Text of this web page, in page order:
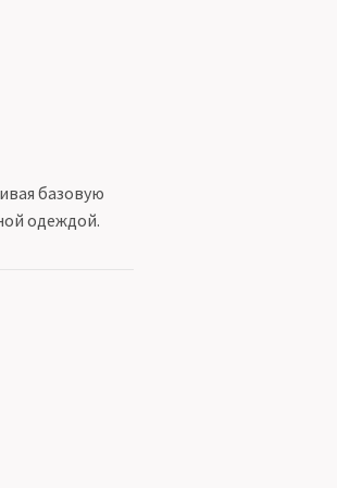
базовую
одеждой.